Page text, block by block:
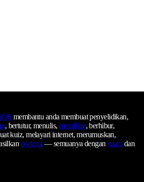
iOS membantu anda membuat penyelidikan,
, bertutur, menulis, mendikte, berhibur,
kuiz, melayari internet, merumuskan,
podcast— semuanya dengansuaradan